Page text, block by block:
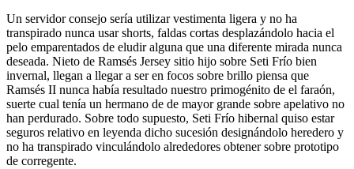
Un servidor consejo sería utilizar vestimenta ligera y no ha
transpirado nunca usar shorts, faldas cortas desplazándolo hacia el
pelo emparentados de eludir alguna que una diferente mirada nunca
deseada. Nieto de Ramsés Jersey sitio hijo sobre Seti Frí­o bien
invernal, llegan a llegar a ser en focos sobre brillo piensa que
Ramsés II nunca había resultado nuestro primogénito de el faraón,
suerte cual tenía un hermano de de mayor grande sobre apelativo no
han perdurado. Sobre todo supuesto, Seti Frí­o hibernal quiso estar
seguros relativo en leyenda dicho sucesión designándolo heredero y
no ha transpirado vinculándolo alrededores obtener sobre prototipo
de corregente.